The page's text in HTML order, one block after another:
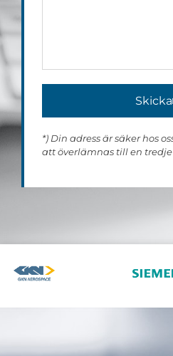
Skicka
*) Din adress är säker hos
att överlämnas till en